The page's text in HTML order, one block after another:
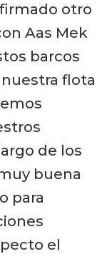
otro
Aas Mek
barcos
flota
de los
buena
para
el